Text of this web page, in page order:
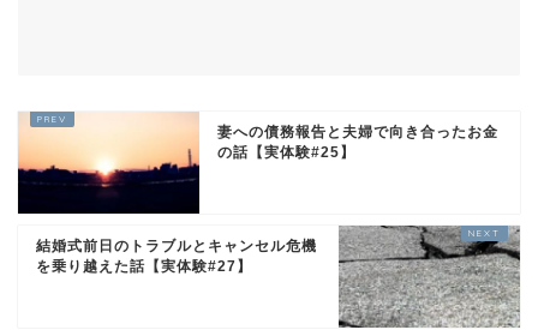
妻への債務報告と夫婦で向き合ったお金
の話【実体験#25】
結婚式前日のトラブルとキャンセル危機
を乗り越えた話【実体験#27】